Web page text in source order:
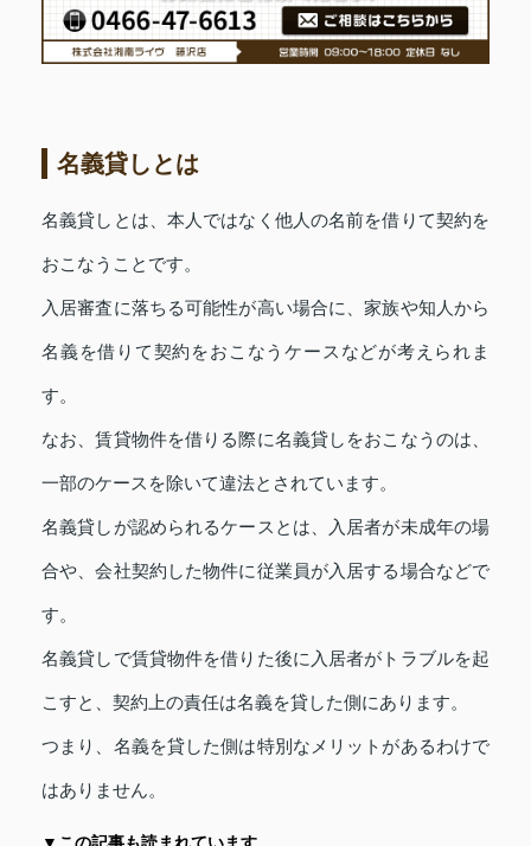
名義貸しとは
名義貸しとは、本人ではなく他人の名前を借りて契約を
おこなうことです。
入居審査に落ちる可能性が高い場合に、家族や知人から
名義を借りて契約をおこなうケースなどが考えられま
す。
なお、賃貸物件を借りる際に名義貸しをおこなうのは、
一部のケースを除いて違法とされています。
名義貸しが認められるケースとは、入居者が未成年の場
合や、会社契約した物件に従業員が入居する場合などで
す。
名義貸しで賃貸物件を借りた後に入居者がトラブルを起
こすと、契約上の責任は名義を貸した側にあります。
つまり、名義を貸した側は特別なメリットがあるわけで
はありません。